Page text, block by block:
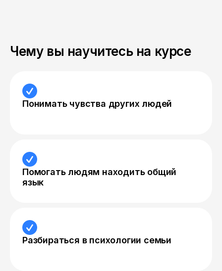
Чему вы научитесь на курсе
Понимать чувства других людей
Помогать людям находить общий
язык
Разбираться в психологии семьи